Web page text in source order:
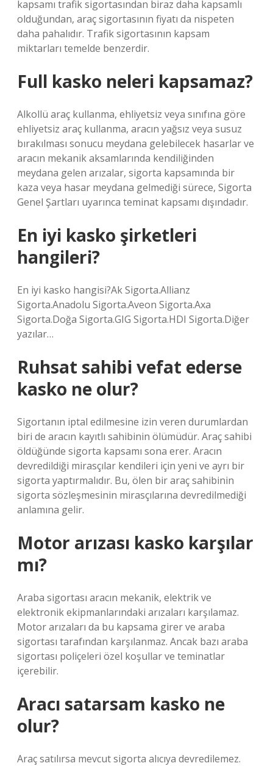
kapsamı trafik sigortasından biraz daha kapsamlı
olduğundan, araç sigortasının fiyatı da nispeten
daha pahalıdır. Trafik sigortasının kapsam
miktarları temelde benzerdir.
Full kasko neleri kapsamaz?
Alkollü araç kullanma, ehliyetsiz veya sınıfına göre
ehliyetsiz araç kullanma, aracın yağsız veya susuz
bırakılması sonucu meydana gelebilecek hasarlar ve
aracın mekanik aksamlarında kendiliğinden
meydana gelen arızalar, sigorta kapsamında bir
kaza veya hasar meydana gelmediği sürece, Sigorta
Genel Şartları uyarınca teminat kapsamı dışındadır.
En iyi kasko şirketleri
hangileri?
En iyi kasko hangisi?Ak Sigorta.Allianz
Sigorta.Anadolu Sigorta.Aveon Sigorta.Axa
Sigorta.Doğa Sigorta.GIG Sigorta.HDI Sigorta.Diğer
yazılar…
Ruhsat sahibi vefat ederse
kasko ne olur?
Sigortanın iptal edilmesine izin veren durumlardan
biri de aracın kayıtlı sahibinin ölümüdür. Araç sahibi
öldüğünde sigorta kapsamı sona erer. Aracın
devredildiği mirasçılar kendileri için yeni ve ayrı bir
sigorta yaptırmalıdır. Bu, ölen bir araç sahibinin
sigorta sözleşmesinin mirasçılarına devredilmediği
anlamına gelir.
Motor arızası kasko karşılar
mı?
Araba sigortası aracın mekanik, elektrik ve
elektronik ekipmanlarındaki arızaları karşılamaz.
Motor arızaları da bu kapsama girer ve araba
sigortası tarafından karşılanmaz. Ancak bazı araba
sigortası poliçeleri özel koşullar ve teminatlar
içerebilir.
Aracı satarsam kasko ne
olur?
Araç satılırsa mevcut sigorta alıcıya devredilemez.